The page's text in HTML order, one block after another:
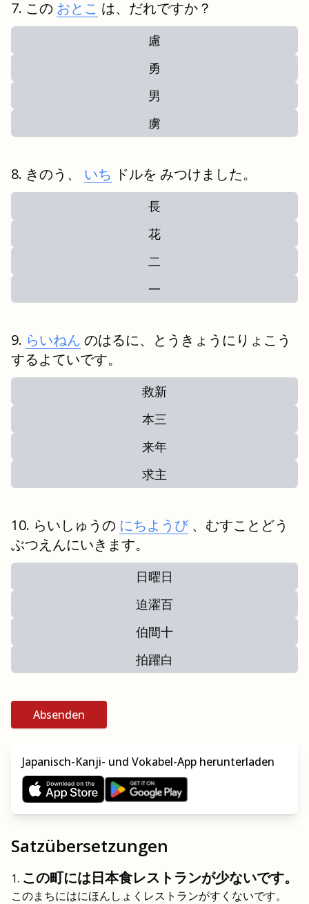
この おとこ は、だれですか？
慮
勇
男
虜
きのう、 いち ドルを みつけました。
長
花
二
一
らいねん のはるに、とうきょうにりょこう
するよていです。
救新
本三
来年
求主
らいしゅうの にちようび 、むすことどう
ぶつえんにいきます。
日曜日
迫濯百
伯間十
拍躍白
Absenden
Japanisch-Kanji- und Vokabel-App herunterladen
Satzübersetzungen
この町には日本食レストランが少ないです。
このまちにはにほんしょくレストランがすくないです。